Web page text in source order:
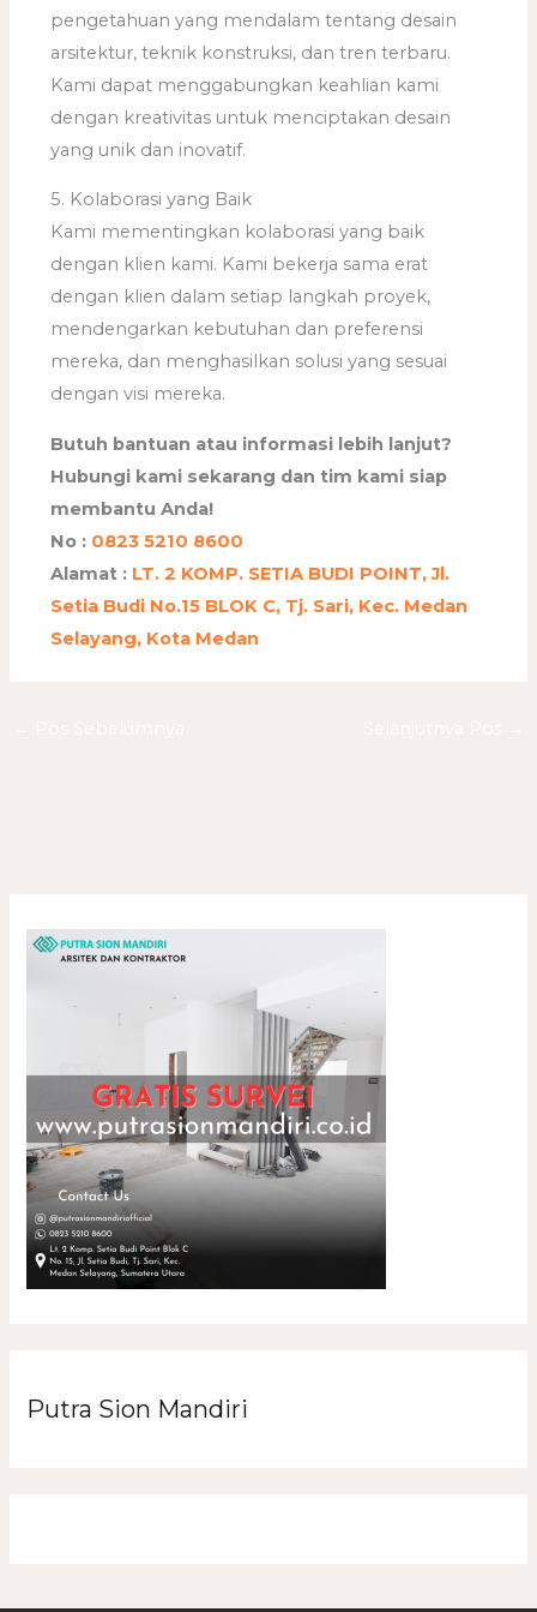
pengetahuan yang mendalam tentang desain
arsitektur, teknik konstruksi, dan tren terbaru.
Kami dapat menggabungkan keahlian kami
dengan kreativitas untuk menciptakan desain
yang unik dan inovatif.
5. Kolaborasi yang Baik
Kami mementingkan kolaborasi yang baik
dengan klien kami. Kami bekerja sama erat
dengan klien dalam setiap langkah proyek,
mendengarkan kebutuhan dan preferensi
mereka, dan menghasilkan solusi yang sesuai
dengan visi mereka.
Butuh bantuan atau informasi lebih lanjut?
Hubungi kami sekarang dan tim kami siap
membantu Anda!
No : 0823 5210 8600
Alamat : LT. 2 KOMP. SETIA BUDI POINT, Jl.
Setia Budi No.15 BLOK C, Tj. Sari, Kec. Medan
Selayang, Kota Medan
Putra Sion Mandiri